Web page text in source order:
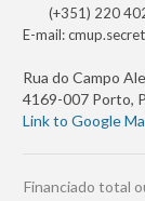
(+351) 220
E-mail:
Rua do Campo
4169-007 Porto,
Link to Google
Financiado total